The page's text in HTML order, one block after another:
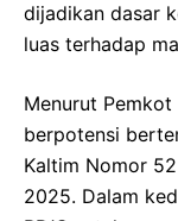
dijadikan dasar
luas terhadap
Menurut
berpotensi
Kaltim Nomor
2025. Dalam